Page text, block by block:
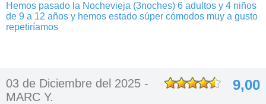
Hemos pasado la Nochevieja (3noches) 6 adultos y 4 niños
de 9 a 12 años y hemos estado súper cómodos muy a gusto
repetiríamos
03 de Diciembre del 2025 -
MARC Y.
9,00